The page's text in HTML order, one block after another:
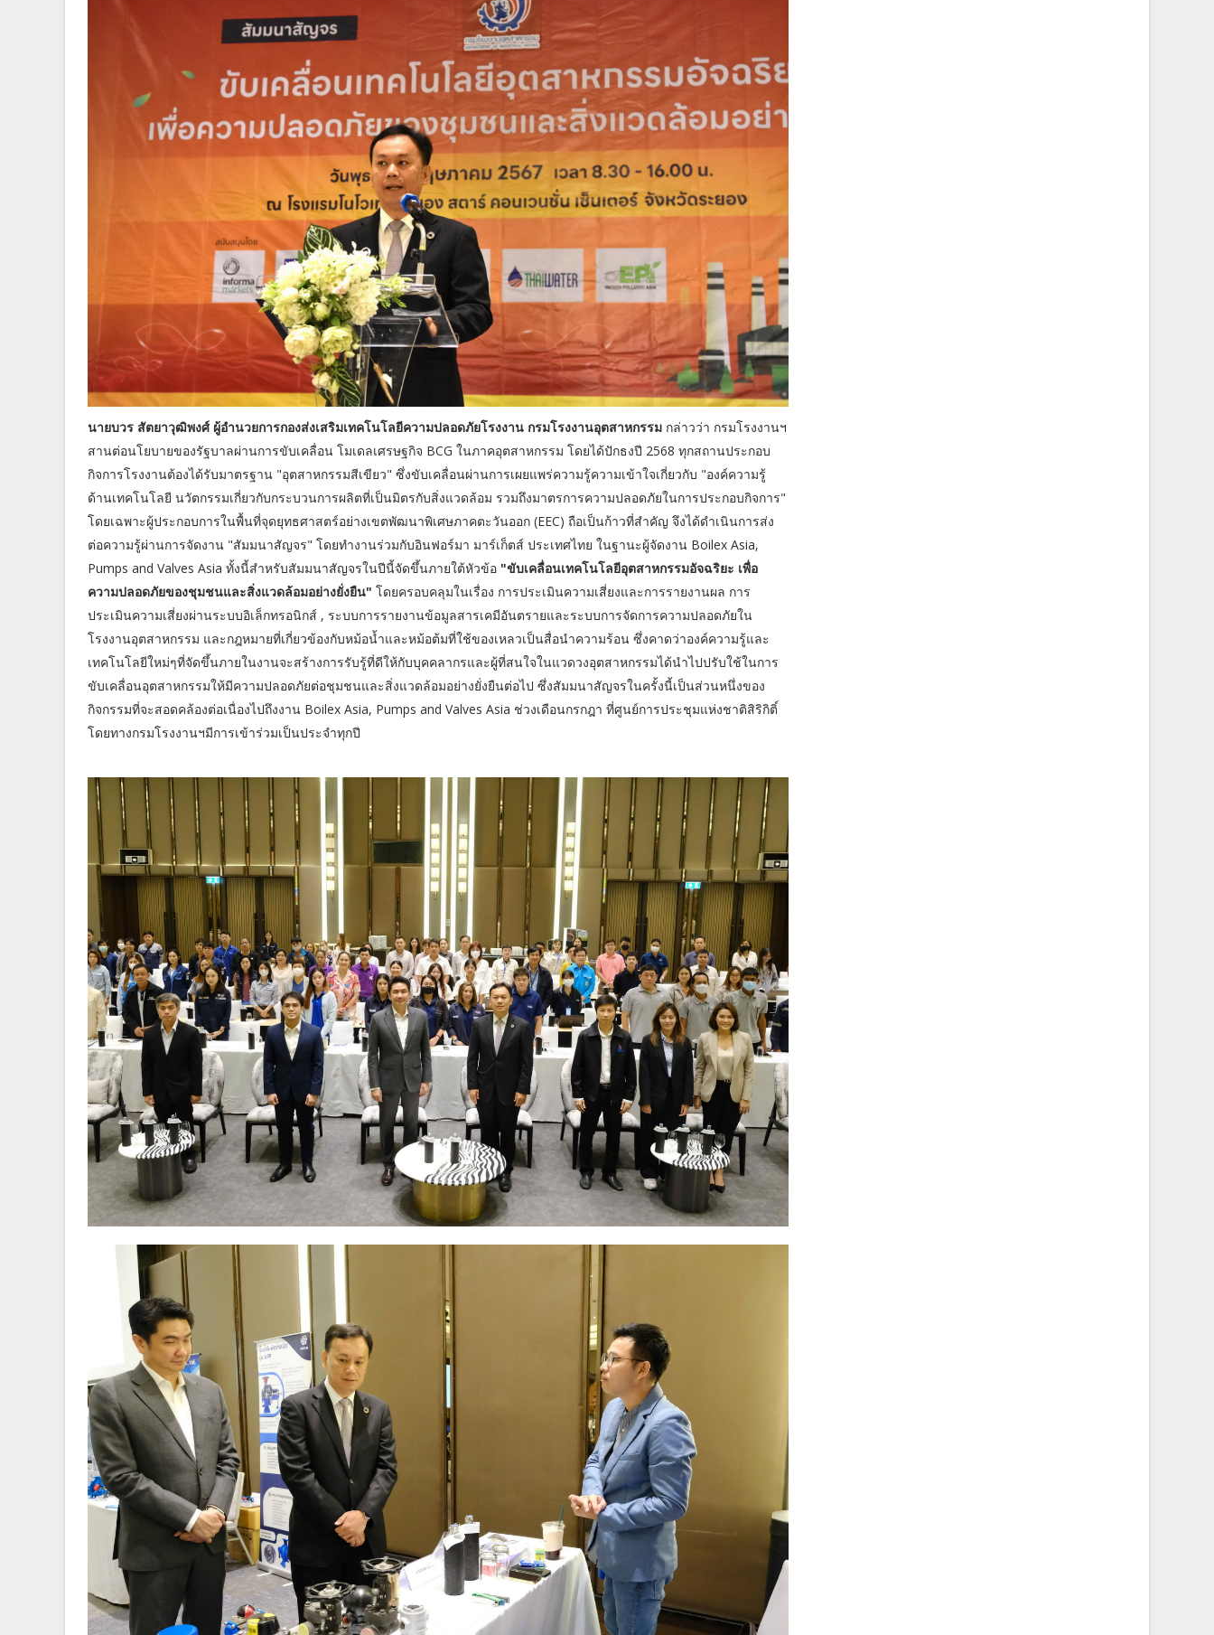
นายบวร สัตยาวุฒิพงศ์ ผู้อำนวยการกองส่งเสริมเทคโนโลยีความปลอดภัยโรงงาน กรมโรงงานอุตสาหกรรม กล่าวว่า กรมโรงงานฯ
สานต่อนโยบายของรัฐบาลผ่านการขับเคลื่อน โมเดลเศรษฐกิจ BCG ในภาคอุตสาหกรรม โดยได้ปักธงปี 2568 ทุกสถานประกอบ
กิจการโรงงานต้องได้รับมาตรฐาน "อุตสาหกรรมสีเขียว" ซึ่งขับเคลื่อนผ่านการเผยแพร่ความรู้ความเข้าใจเกี่ยวกับ "องค์ความรู้
ด้านเทคโนโลยี นวัตกรรมเกี่ยวกับกระบวนการผลิตที่เป็นมิตรกับสิ่งแวดล้อม รวมถึงมาตรการความปลอดภัยในการประกอบกิจการ"
โดยเฉพาะผู้ประกอบการในพื้นที่จุดยุทธศาสตร์อย่างเขตพัฒนาพิเศษภาคตะวันออก (EEC) ถือเป็นก้าวที่สำคัญ จึงได้ดำเนินการส่ง
ต่อความรู้ผ่านการจัดงาน "สัมมนาสัญจร" โดยทำงานร่วมกับอินฟอร์มา มาร์เก็ตส์ ประเทศไทย ในฐานะผู้จัดงาน Boilex Asia,
Pumps and Valves Asia ทั้งนี้สำหรับสัมมนาสัญจรในปีนี้จัดขึ้นภายใต้หัวข้อ "ขับเคลื่อนเทคโนโลยีอุตสาหกรรมอัจฉริยะ เพื่อ
ความปลอดภัยของชุมชนและสิ่งแวดล้อมอย่างยั่งยืน" โดยครอบคลุมในเรื่อง การประเมินความเสี่ยงและการรายงานผล การ
ประเมินความเสี่ยงผ่านระบบอิเล็กทรอนิกส์ , ระบบการรายงานข้อมูลสารเคมีอันตรายและระบบการจัดการความปลอดภัยใน
โรงงานอุตสาหกรรม และกฎหมายที่เกี่ยวข้องกับหม้อน้ำและหม้อต้มที่ใช้ของเหลวเป็นสื่อนำความร้อน ซึ่งคาดว่าองค์ความรู้และ
เทคโนโลยีใหม่ๆที่จัดขึ้นภายในงานจะสร้างการรับรู้ที่ดีให้กับบุคคลากรและผู้ที่สนใจในแวดวงอุตสาหกรรมได้นำไปปรับใช้ในการ
ขับเคลื่อนอุตสาหกรรมให้มีความปลอดภัยต่อชุมชนและสิ่งแวดล้อมอย่างยั่งยืนต่อไป ซึ่งสัมมนาสัญจรในครั้งนี้เป็นส่วนหนึ่งของ
กิจกรรมที่จะสอดคล้องต่อเนื่องไปถึงงาน Boilex Asia, Pumps and Valves Asia ช่วงเดือนกรกฎา ที่ศูนย์การประชุมแห่งชาติสิริกิติ์
โดยทางกรมโรงงานฯมีการเข้าร่วมเป็นประจำทุกปี